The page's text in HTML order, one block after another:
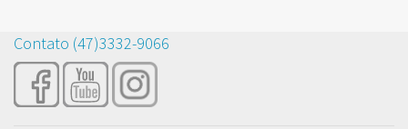
Contato (47)3332-9066